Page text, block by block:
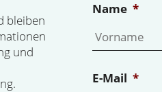
bleiben
und
Name *
E-Mail *